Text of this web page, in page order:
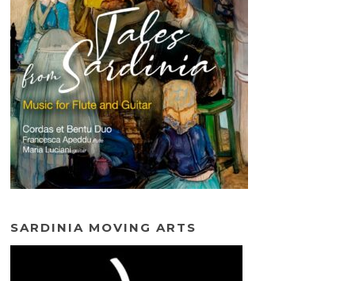
SARDINIA MOVING ARTS